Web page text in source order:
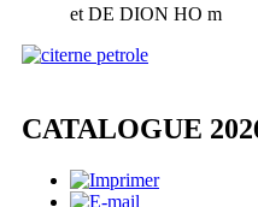
et DE DION HO m
CATALOGUE